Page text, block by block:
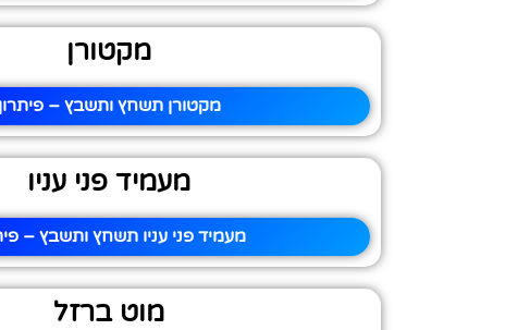
מקטורן
מקטורן תשחץ ותשבץ – פיתרון
מעמיד פני עניו
מעמיד פני עניו תשחץ ותשבץ –
מוט ברזל